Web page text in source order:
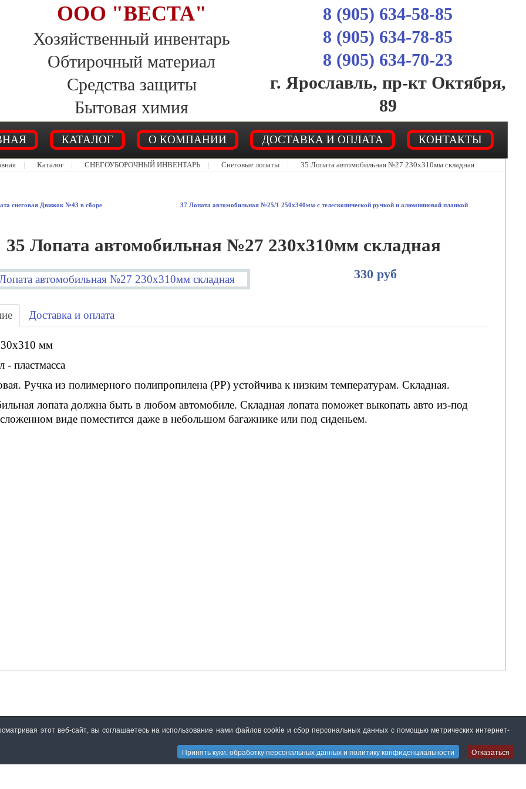
ООО "ВЕСТА"
Хозяйственный инвентарь
Обтирочный материал
Средства защиты
Бытовая химия
8 (905) 634-58-85
8 (905) 634-78-85
8 (905) 634-70-23
г. Ярославль, пр-кт Октября,
89
КАТАЛОГ О КОМПАНИИ ДОСТАВКА И ОПЛАТА КОНТАКТЫ
| Каталог | СНЕГОУБОРОЧНЫЙ ИНВЕНТАРЬ | Снеговые лопаты | 35 Лопата автомобильная №27 230х310мм складная
снеговая Движок №43 в сборе 37 Лопата автомобильная №25/1 250х340мм с телескопической ручкой и алюминиевой планкой
35 Лопата автомобильная №27 230х310мм складная
330 руб
Доставка и оплата
мм
- пластмасса
Ручка из полимерного полипропилена (РР) устойчива к низким температурам. Складная.
лопата должна быть в любом автомобиле. Складная лопата поможет выкопать авто из-под
виде поместится даже в небольшом багажнике или под сиденьем.
этот веб-сайт, вы соглашаетесь на использование нами файлов cookie и сбор персональных данных с помощью метрических интернет-
Принять куки, обработку персональных данных и политику конфиденциальности
Отказаться